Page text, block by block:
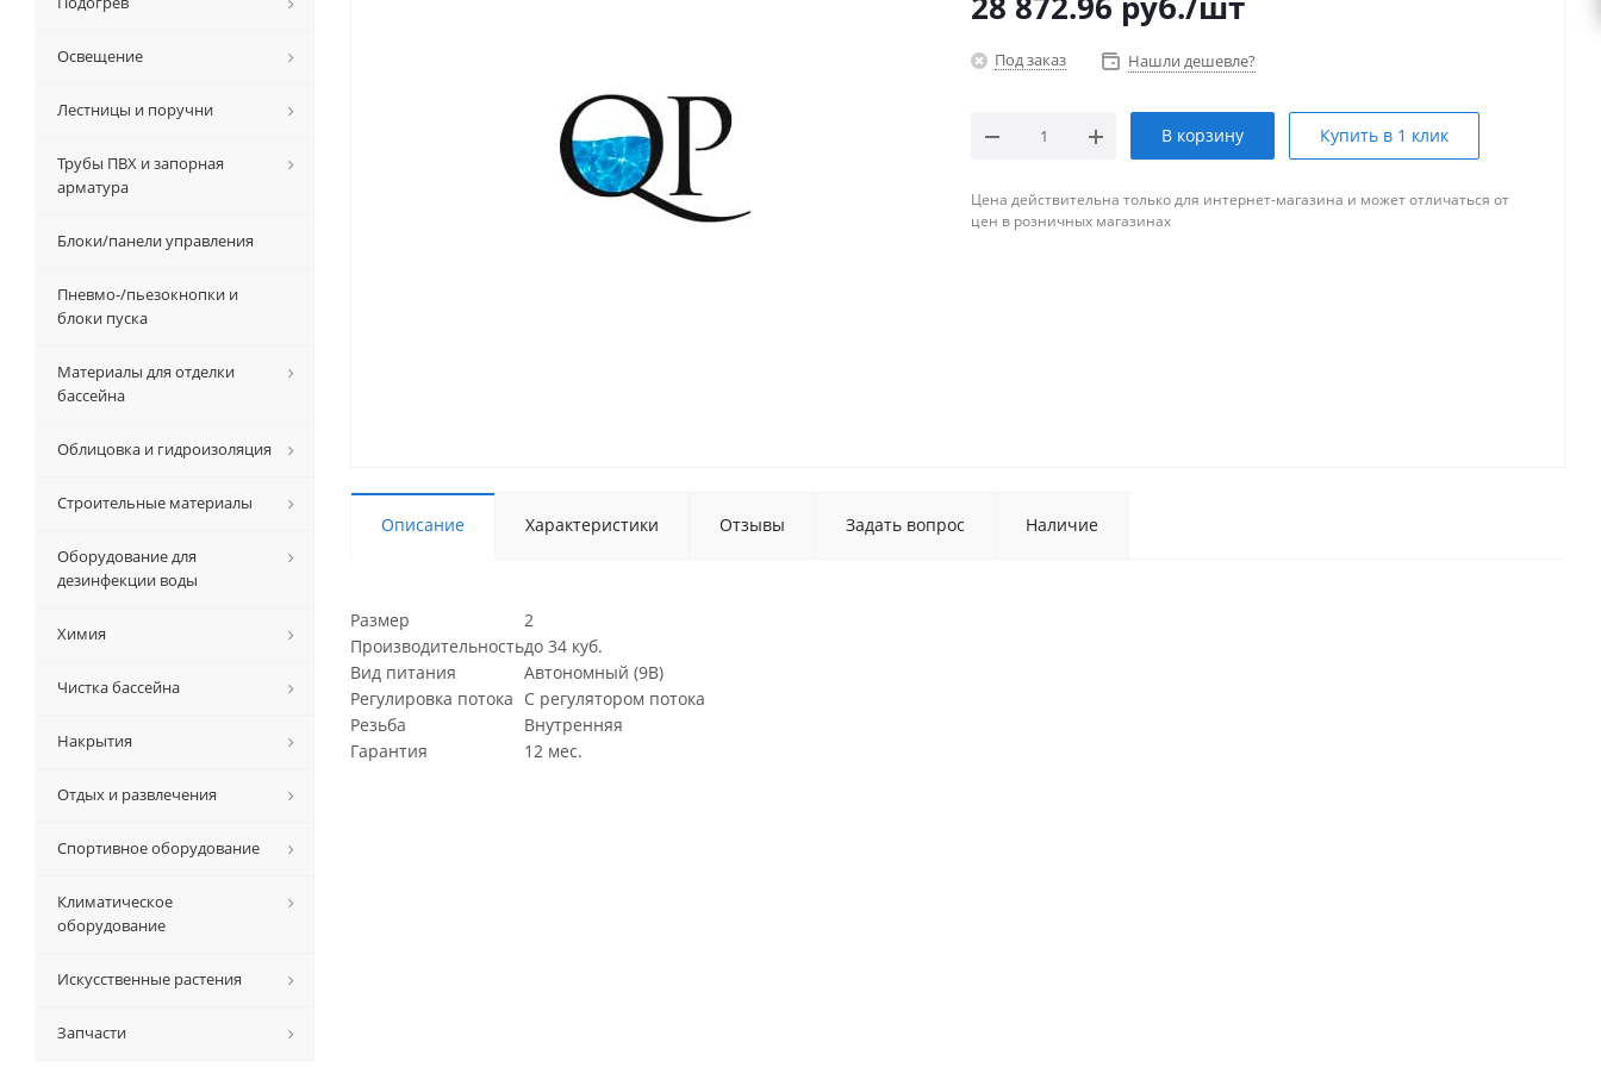
Под заказ Нашли дешевле?
В корзину Купить в 1 клик
Цена действительна только для интернет-магазина и может отличаться от
цен в розничных магазинах
Описание Характеристики Отзывы Задать вопрос Наличие
Размер
2
Производительностьдо 34 куб.
Вид питания
Автономный (9В)
Регулировка потока С регулятором потока
Резьба
Внутренняя
Гарантия
12 мес.
Освещение
Лестницы и поручни
Трубы ПВХ и запорная
арматура
Блоки/панели управления
Пневмо-/пьезокнопки и
блоки пуска
Материалы для отделки
бассейна
Облицовка и гидроизоляция
Строительные материалы
Оборудование для
дезинфекции воды
Химия
Чистка бассейна
Накрытия
Отдых и развлечения
Спортивное оборудование
Климатическое
оборудование
Искусственные растения
Запчасти